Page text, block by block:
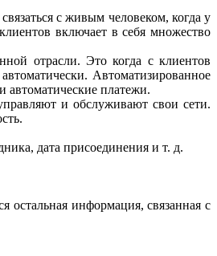
с живым человеком, когда у
включает в себя множество
отрасли. Это когда с клиентов
Автоматизированное
автоматические платежи.
и обслуживают свои сети.
дата присоединения и т. д.
остальная информация, связанная с